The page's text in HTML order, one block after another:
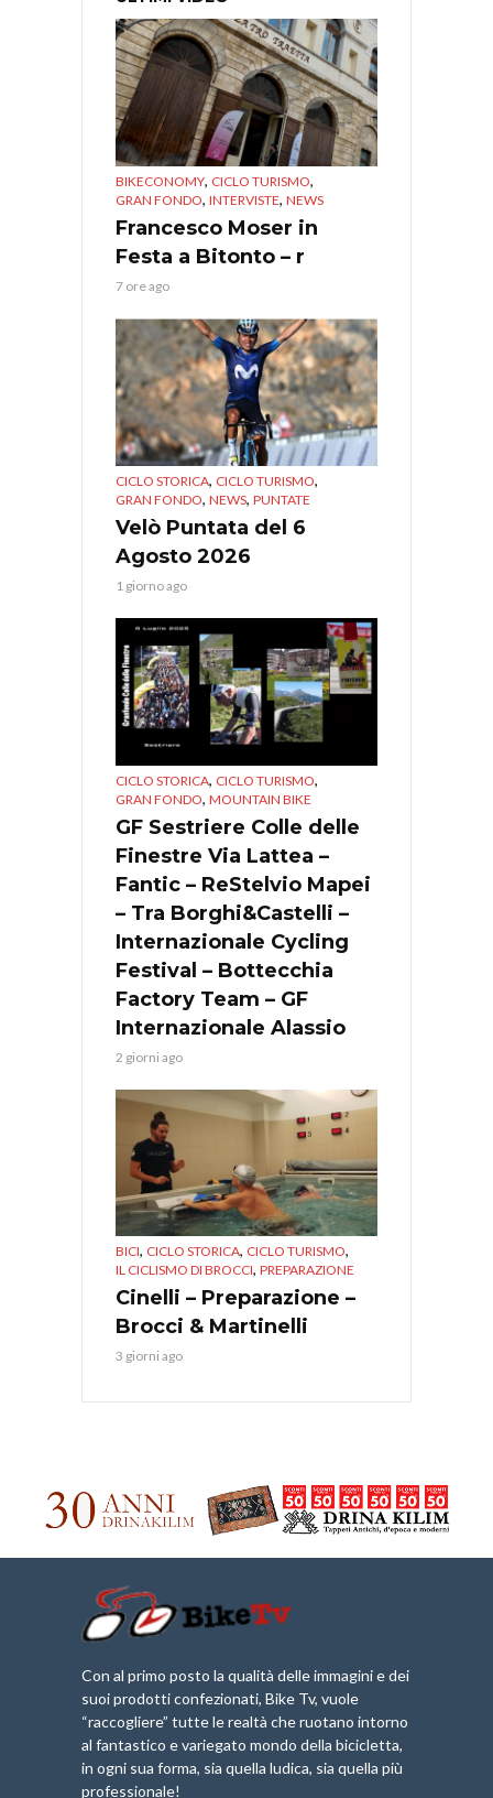
BIKECONOMY, CICLO TURISMO,
GRAN FONDO, INTERVISTE, NEWS
Francesco Moser in
Festa a Bitonto – r
7 ore ago
CICLO STORICA, CICLO TURISMO,
GRAN FONDO, NEWS, PUNTATE
Velò Puntata del 6
Agosto 2026
1 giorno ago
CICLO STORICA, CICLO TURISMO,
GRAN FONDO, MOUNTAIN BIKE
GF Sestriere Colle delle
Finestre Via Lattea –
Fantic – ReStelvio Mapei
– Tra Borghi&Castelli –
Internazionale Cycling
Festival – Bottecchia
Factory Team – GF
Internazionale Alassio
2 giorni ago
BICI, CICLO STORICA, CICLO TURISMO,
IL CICLISMO DI BROCCI, PREPARAZIONE
Cinelli – Preparazione –
Brocci & Martinelli
3 giorni ago
Con al primo posto la qualità delle immagini e dei
suoi prodotti confezionati, Bike Tv, vuole
“raccogliere” tutte le realtà che ruotano intorno
al fantastico e variegato mondo della bicicletta,
in ogni sua forma, sia quella ludica, sia quella più
professionale!